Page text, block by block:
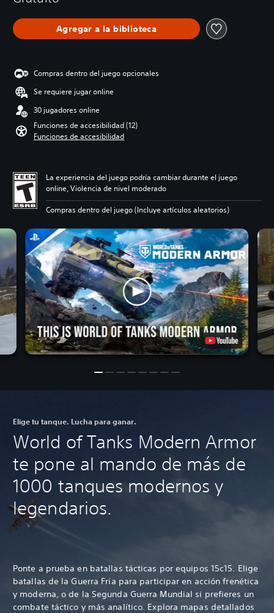
Agregar a la biblioteca
Compras dentro del juego opcionales
Se requiere jugar online
30 jugadores online
Funciones de accesibilidad (12)
Funciones de accesibilidad
La experiencia del juego podría cambiar durante el juego
online, Violencia de nivel moderado
Compras dentro del juego (Incluye artículos aleatorios)
Elige tu tanque. Lucha para ganar.
World of Tanks Modern Armor
te pone al mando de más de
1000 tanques modernos y
legendarios.
Ponte a prueba en batallas tácticas por equipos 15c15. Elige
batallas de la Guerra Fría para participar en acción frenética
y moderna, o de la Segunda Guerra Mundial si prefieres un
combate táctico y más analítico. Explora mapas detallados